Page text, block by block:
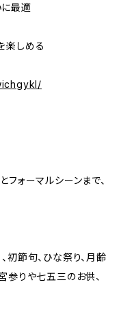
最適
楽しめる
フォーマルシーンまで、
初節句、ひな祭り、月齢
参りや七五三のお供、